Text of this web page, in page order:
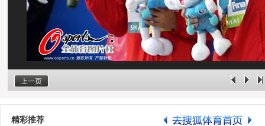
上一页
精彩推荐